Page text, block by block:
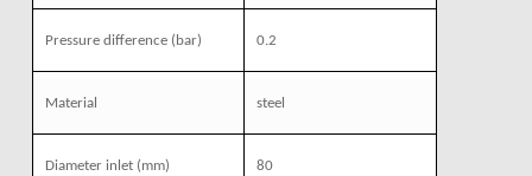
Pressure difference (bar) 0.2
Material steel
Diameter inlet(mm) 80